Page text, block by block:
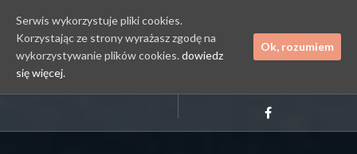
treści
Facebook
Serwis wykorzystuje pliki cookies.
Korzystając ze strony wyrażasz zgodę na
wykorzystywanie plików cookies. dowiedz
się więcej.
Ok, rozumiem